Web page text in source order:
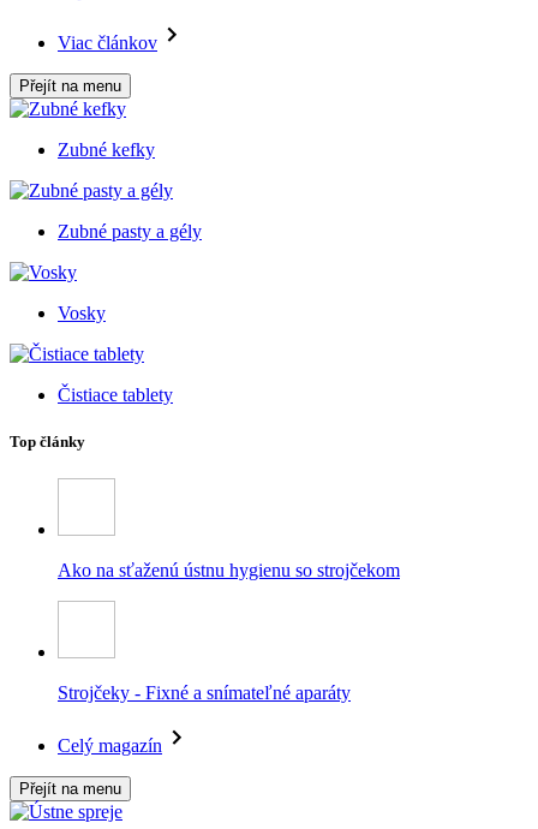
Viac článkov
Přejít na menu
Zubné kefky
Zubné pasty a gély
Vosky
Čistiace tablety
Top články
Ako na sťaženú ústnu hygienu so strojčekom
Strojčeky - Fixné a snímateľné aparáty
Celý magazín
Přejít na menu